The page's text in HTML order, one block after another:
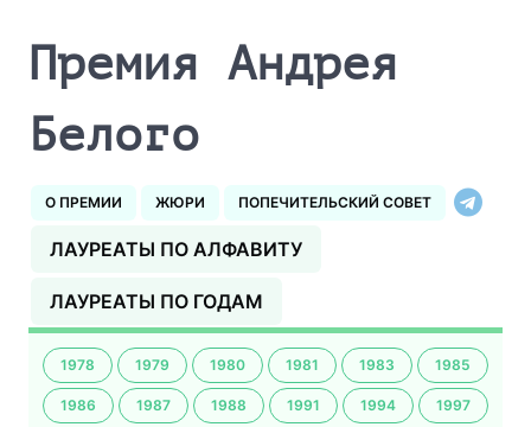
Премия Андрея
Белого
О ПРЕМИИ ЖЮРИ ПОПЕЧИТЕЛЬСКИЙ СОВЕТ
ЛАУРЕАТЫ ПО АЛФАВИТУ
ЛАУРЕАТЫ ПО ГОДАМ
1978 1979 1980 1981 1983 1985
1986 1987 1988 1991 1994 1997